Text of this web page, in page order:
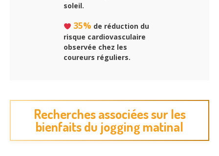
soleil.
35% de réduction du
risque cardiovasculaire
observée chez les
coureurs réguliers.
Recherches associées sur les
bienfaits du jogging matinal